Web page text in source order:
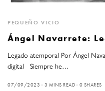
PEQUEÑO VICIO
Ángel Navarrete:
Legado atemporal Por Ángel
digital Siempre he…
07/09/2023 3 MINS READ 0 SHARES